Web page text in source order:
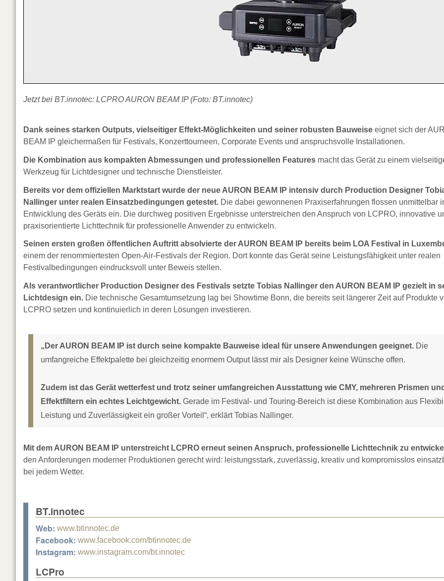
Jetzt bei BT.innotec: LCPRO AURON BEAM IP (Foto: BT.innotec)
Dank seines starken Outputs, vielseitiger Effekt-Möglichkeiten und seiner robusten Bauweise eignet sich der
BEAM IP gleichermaßen für Festivals, Konzerttourneen, Corporate Events und anspruchsvolle Installationen.
Die Kombination aus kompakten Abmessungen und professionellen Features macht das Gerät zu einem
Werkzeug für Lichtdesigner und technische Dienstleister.
Bereits vor dem offiziellen Marktstart wurde der neue AURON BEAM IP intensiv durch Production Designer
Nallinger unter realen Einsatzbedingungen getestet. Die dabei gewonnenen Praxiserfahrungen flossen unmittelbar
Entwicklung des Geräts ein. Die durchweg positiven Ergebnisse unterstreichen den Anspruch von LCPRO, innovative
praxisorientierte Lichttechnik für professionelle Anwender zu entwickeln.
Seinen ersten großen öffentlichen Auftritt absolvierte der AURON BEAM IP bereits beim LOA Festival in
einem der renommiertesten Open-Air-Festivals der Region. Dort konnte das Gerät seine Leistungsfähigkeit unter realen
Festivalbedingungen eindrucksvoll unter Beweis stellen.
Als verantwortlicher Production Designer des Festivals setzte Tobias Nallinger den AURON BEAM IP gezielt in
Lichtdesign ein. Die technische Gesamtumsetzung lag bei Showtime Bonn, die bereits seit längerer Zeit auf Produkte
LCPRO setzen und kontinuierlich in deren Lösungen investieren.
„Der AURON BEAM IP ist durch seine kompakte Bauweise ideal für unsere Anwendungen geeignet. Die
umfangreiche Effektpalette bei gleichzeitig enormem Output lässt mir als Designer keine Wünsche offen.
Zudem ist das Gerät wetterfest und trotz seiner umfangreichen Ausstattung wie CMY, mehreren Prismen und
Effektfiltern ein echtes Leichtgewicht. Gerade im Festival- und Touring-Bereich ist diese Kombination aus
Leistung und Zuverlässigkeit ein großer Vorteil“, erklärt Tobias Nallinger.
Mit dem AURON BEAM IP unterstreicht LCPRO erneut seinen Anspruch, professionelle Lichttechnik zu
den Anforderungen moderner Produktionen gerecht wird: leistungsstark, zuverlässig, kreativ und kompromisslos
bei jedem Wetter.
BT.innotec
Web: www.btinnotec.de
Facebook: www.facebook.com/btinnotec.de
Instagram: www.instagram.com/bt.innotec
LCPro